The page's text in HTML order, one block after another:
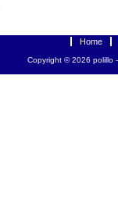
Home
Copyright © 2026 polillo-